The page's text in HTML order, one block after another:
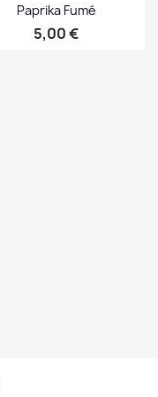
Paprika Fumé
Prix
5,00 €